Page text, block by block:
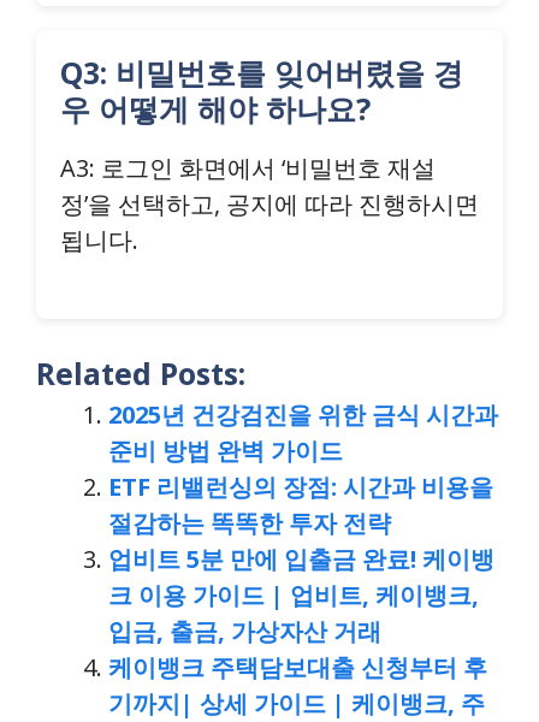
Q3: 비밀번호를 잊어버렸을 경
우 어떻게 해야 하나요?
A3: 로그인 화면에서 ‘비밀번호 재설
정’을 선택하고, 공지에 따라 진행하시면
됩니다.
Related Posts:
2025년 건강검진을 위한 금식 시간과
준비 방법 완벽 가이드
ETF 리밸런싱의 장점: 시간과 비용을
절감하는 똑똑한 투자 전략
업비트 5분 만에 입출금 완료! 케이뱅
크 이용 가이드 | 업비트, 케이뱅크,
입금, 출금, 가상자산 거래
케이뱅크 주택담보대출 신청부터 후
기까지| 상세 가이드 | 케이뱅크, 주